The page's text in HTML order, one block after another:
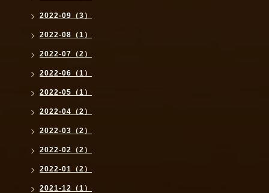
2022-09（3）
2022-08（1）
2022-07（2）
2022-06（1）
2022-05（1）
2022-04（2）
2022-03（2）
2022-02（2）
2022-01（2）
2021-12（1）